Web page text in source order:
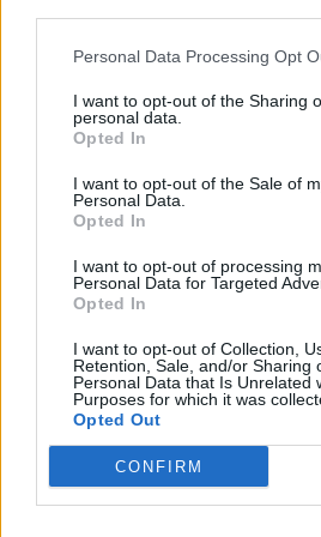
Personal Data Processing Opt
I want to opt-out of the Sharing
personal data.
Opted In
I want to opt-out of the Sale of
Personal Data.
Opted In
I want to opt-out of processing
Personal Data for Targeted
Opted In
I want to opt-out of Collection,
Retention, Sale, and/or Sharing
Personal Data that Is Unrelated
Purposes for which it was
Opted Out
CONFIRM
Πάνω από 60 σημεία με
όλο τον Δήμο Χανίων
06.08.2026 - 15.22